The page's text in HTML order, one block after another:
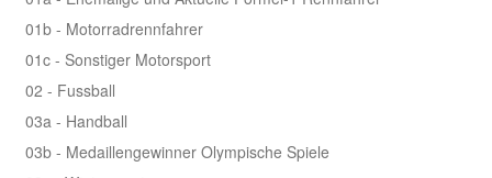
01b - Motorradrennfahrer
01c - Sonstiger Motorsport
02 - Fussball
03a - Handball
03b - Medaillengewinner Olympische Spiele